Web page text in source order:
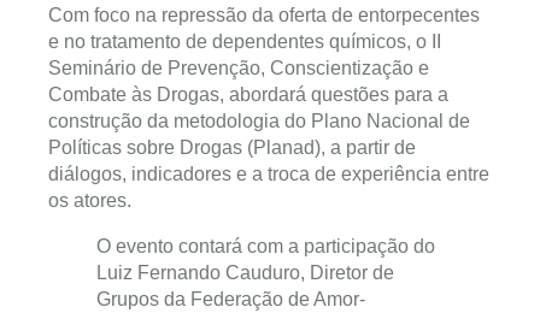
Com foco na repressão da oferta de entorpecentes
e no tratamento de dependentes químicos, o II
Seminário de Prevenção, Conscientização e
Combate às Drogas, abordará questões para a
construção da metodologia do Plano Nacional de
Políticas sobre Drogas (Planad), a partir de
diálogos, indicadores e a troca de experiência entre
os atores.
O evento contará com a participação do
Luiz Fernando Cauduro, Diretor de
Grupos da Federação de Amor-